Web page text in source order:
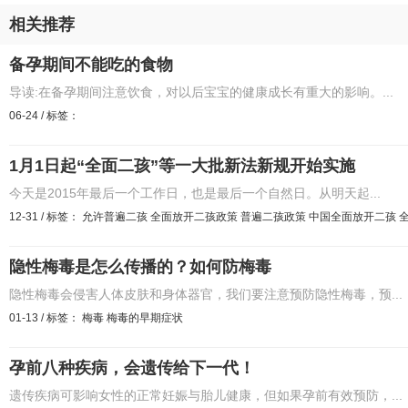
相关推荐
备孕期间不能吃的食物
导读:在备孕期间注意饮食，对以后宝宝的健康成长有重大的影响。...
06-24 /标签：
1月1日起“全面二孩”等一大批新法新规开始实施
今天是2015年最后一个工作日，也是最后一个自然日。从明天起...
12-31 /标签： 允许普遍二孩 全面放开二孩政策 普遍二孩政策 中国全面放开二孩
隐性梅毒是怎么传播的？如何防梅毒
隐性梅毒会侵害人体皮肤和身体器官，我们要注意预防隐性梅毒，预...
01-13 /标签： 梅毒 梅毒的早期症状
孕前八种疾病，会遗传给下一代！
遗传疾病可影响女性的正常妊娠与胎儿健康，但如果孕前有效预防，...